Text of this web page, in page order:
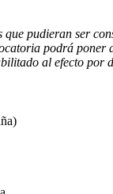
pudieran ser
podrá
al efecto